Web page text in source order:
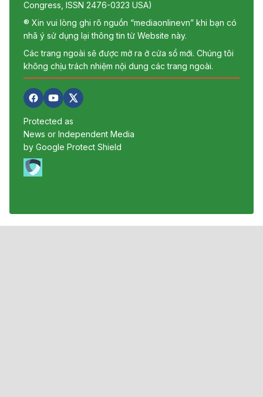
Congress, ISSN 2476-0323 USA)
® Xin vui lòng ghi rõ nguồn “mediaonlinevn” khi bạn có
nhã ý sử dụng lại thông tin từ Website này.
Các trang ngoài sẽ được mở ra ở cửa sổ mới. Chúng tôi
không chịu trách nhiệm nội dung các trang ngoài.
Protected as
News or Independent Media
by Google Protect Shield